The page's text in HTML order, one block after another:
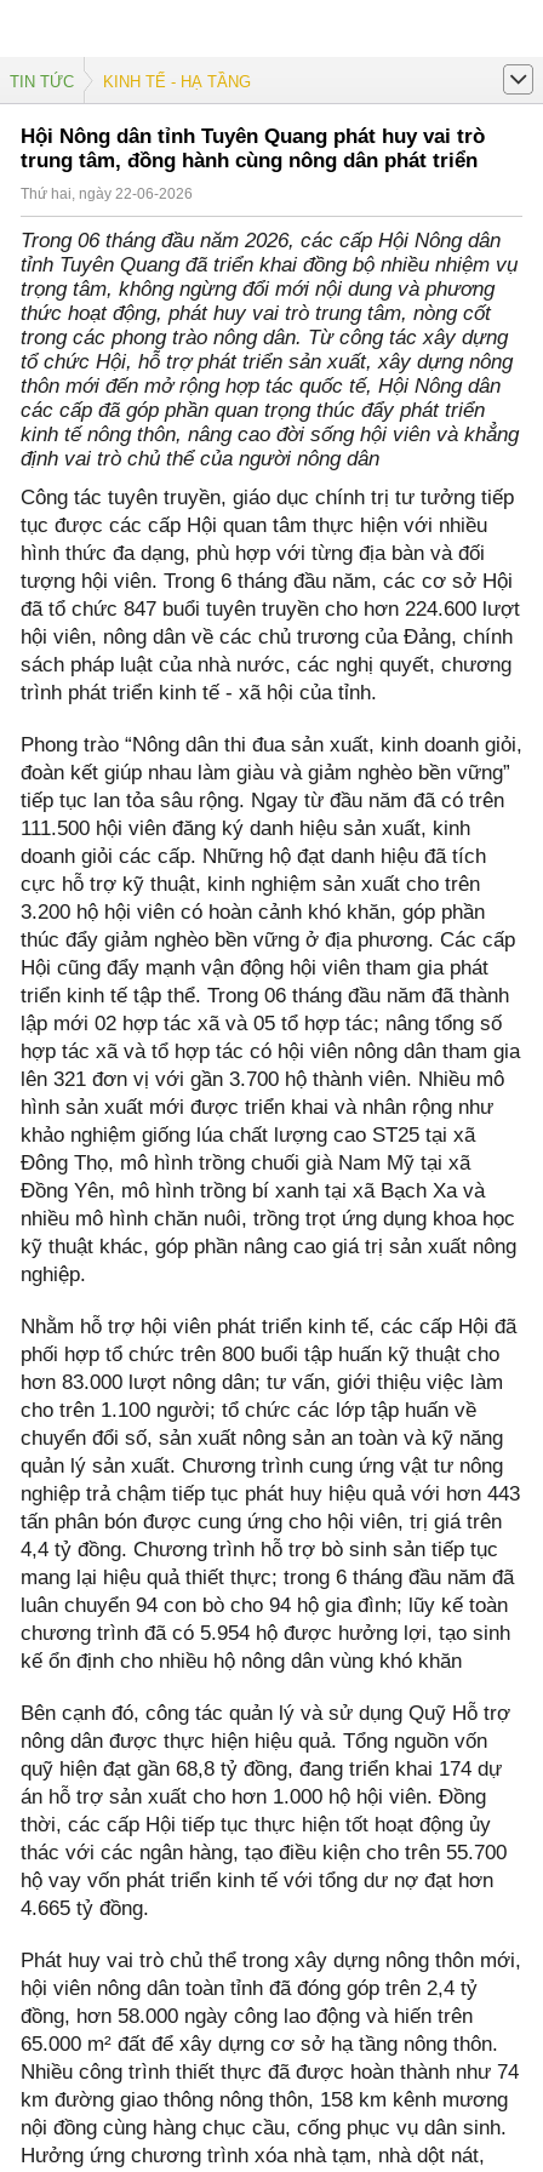
TIN TỨC KINH TẾ - HẠ TẦNG
Hội Nông dân tỉnh Tuyên Quang phát huy vai trò
trung tâm, đồng hành cùng nông dân phát triển
Thứ hai, ngày 22-06-2026
Trong 06 tháng đầu năm 2026, các cấp Hội Nông dân
tỉnh Tuyên Quang đã triển khai đồng bộ nhiều nhiệm vụ
trọng tâm, không ngừng đổi mới nội dung và phương
thức hoạt động, phát huy vai trò trung tâm, nòng cốt
trong các phong trào nông dân. Từ công tác xây dựng
tổ chức Hội, hỗ trợ phát triển sản xuất, xây dựng nông
thôn mới đến mở rộng hợp tác quốc tế, Hội Nông dân
các cấp đã góp phần quan trọng thúc đẩy phát triển
kinh tế nông thôn, nâng cao đời sống hội viên và khẳng
định vai trò chủ thể của người nông dân
Công tác tuyên truyền, giáo dục chính trị tư tưởng tiếp
tục được các cấp Hội quan tâm thực hiện với nhiều
hình thức đa dạng, phù hợp với từng địa bàn và đối
tượng hội viên. Trong 6 tháng đầu năm, các cơ sở Hội
đã tổ chức 847 buổi tuyên truyền cho hơn 224.600 lượt
hội viên, nông dân về các chủ trương của Đảng, chính
sách pháp luật của nhà nước, các nghị quyết, chương
trình phát triển kinh tế - xã hội của tỉnh.
Phong trào “Nông dân thi đua sản xuất, kinh doanh giỏi,
đoàn kết giúp nhau làm giàu và giảm nghèo bền vững”
tiếp tục lan tỏa sâu rộng. Ngay từ đầu năm đã có trên
111.500 hội viên đăng ký danh hiệu sản xuất, kinh
doanh giỏi các cấp. Những hộ đạt danh hiệu đã tích
cực hỗ trợ kỹ thuật, kinh nghiệm sản xuất cho trên
3.200 hộ hội viên có hoàn cảnh khó khăn, góp phần
thúc đẩy giảm nghèo bền vững ở địa phương. Các cấp
Hội cũng đẩy mạnh vận động hội viên tham gia phát
triển kinh tế tập thể. Trong 06 tháng đầu năm đã thành
lập mới 02 hợp tác xã và 05 tổ hợp tác; nâng tổng số
hợp tác xã và tổ hợp tác có hội viên nông dân tham gia
lên 321 đơn vị với gần 3.700 hộ thành viên. Nhiều mô
hình sản xuất mới được triển khai và nhân rộng như
khảo nghiệm giống lúa chất lượng cao ST25 tại xã
Đông Thọ, mô hình trồng chuối già Nam Mỹ tại xã
Đồng Yên, mô hình trồng bí xanh tại xã Bạch Xa và
nhiều mô hình chăn nuôi, trồng trọt ứng dụng khoa học
kỹ thuật khác, góp phần nâng cao giá trị sản xuất nông
nghiệp.
Nhằm hỗ trợ hội viên phát triển kinh tế, các cấp Hội đã
phối hợp tổ chức trên 800 buổi tập huấn kỹ thuật cho
hơn 83.000 lượt nông dân; tư vấn, giới thiệu việc làm
cho trên 1.100 người; tổ chức các lớp tập huấn về
chuyển đổi số, sản xuất nông sản an toàn và kỹ năng
quản lý sản xuất. Chương trình cung ứng vật tư nông
nghiệp trả chậm tiếp tục phát huy hiệu quả với hơn 443
tấn phân bón được cung ứng cho hội viên, trị giá trên
4,4 tỷ đồng. Chương trình hỗ trợ bò sinh sản tiếp tục
mang lại hiệu quả thiết thực; trong 6 tháng đầu năm đã
luân chuyển 94 con bò cho 94 hộ gia đình; lũy kế toàn
chương trình đã có 5.954 hộ được hưởng lợi, tạo sinh
kế ổn định cho nhiều hộ nông dân vùng khó khăn
Bên cạnh đó, công tác quản lý và sử dụng Quỹ Hỗ trợ
nông dân được thực hiện hiệu quả. Tổng nguồn vốn
quỹ hiện đạt gần 68,8 tỷ đồng, đang triển khai 174 dự
án hỗ trợ sản xuất cho hơn 1.000 hộ hội viên. Đồng
thời, các cấp Hội tiếp tục thực hiện tốt hoạt động ủy
thác với các ngân hàng, tạo điều kiện cho trên 55.700
hộ vay vốn phát triển kinh tế với tổng dư nợ đạt hơn
4.665 tỷ đồng.
Phát huy vai trò chủ thể trong xây dựng nông thôn mới,
hội viên nông dân toàn tỉnh đã đóng góp trên 2,4 tỷ
đồng, hơn 58.000 ngày công lao động và hiến trên
65.000 m² đất để xây dựng cơ sở hạ tầng nông thôn.
Nhiều công trình thiết thực đã được hoàn thành như 74
km đường giao thông nông thôn, 158 km kênh mương
nội đồng cùng hàng chục cầu, cống phục vụ dân sinh.
Hưởng ứng chương trình xóa nhà tạm, nhà dột nát,